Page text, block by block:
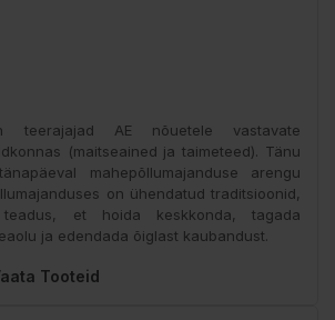
teerajajad AE nõuetele vastavate
(maitseained ja taimeteed). Tänu
mahepõllumajanduse arengu
on ühendatud traditsioonid,
et hoida keskkonda, tagada
ja edendada õiglast kaubandust.
Tooteid